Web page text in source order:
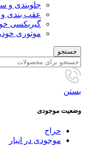
جلوبندی و
عقب بندی و
گیربکسی
موتوری
جستجو
بستن
وضعیت موجودی
حراج
موجودی در انبار